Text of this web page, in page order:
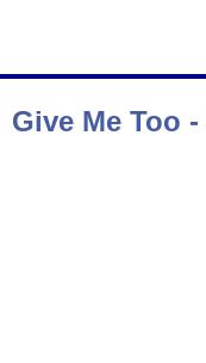
Give Me Too